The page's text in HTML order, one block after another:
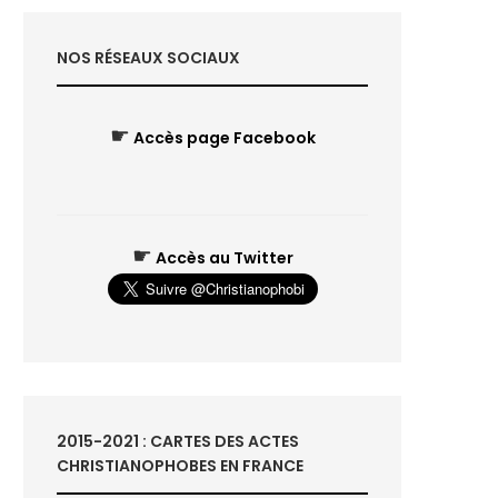
NOS RÉSEAUX SOCIAUX
☛ Accès page Facebook
☛ Accès au Twitter
2015-2021 : CARTES DES ACTES
CHRISTIANOPHOBES EN FRANCE